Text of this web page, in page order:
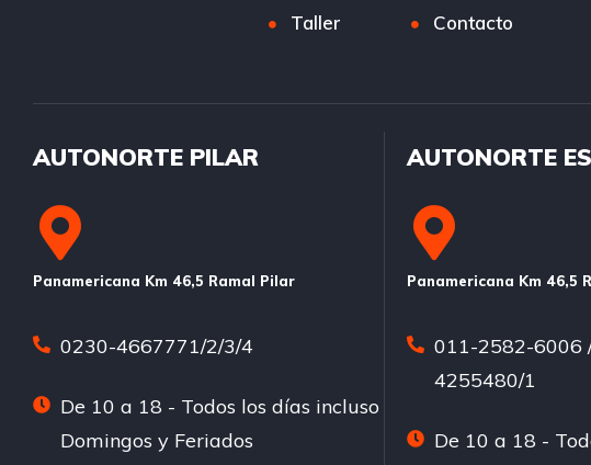
Taller Contacto
AUTONORTE PILAR
Panamericana Km 46,5 Ramal Pilar
0230-4667771/2/3/4
De 10 a 18 - Todos los días incluso
Domingos y Feriados
AUTONORTE
Panamericana Km 46,5
011-2582-6006
4255480/1
De 10 a 18 -